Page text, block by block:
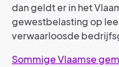
dan geldt er in het
gewestbelasting op
verwaarloosde
Sommige Vlaamse